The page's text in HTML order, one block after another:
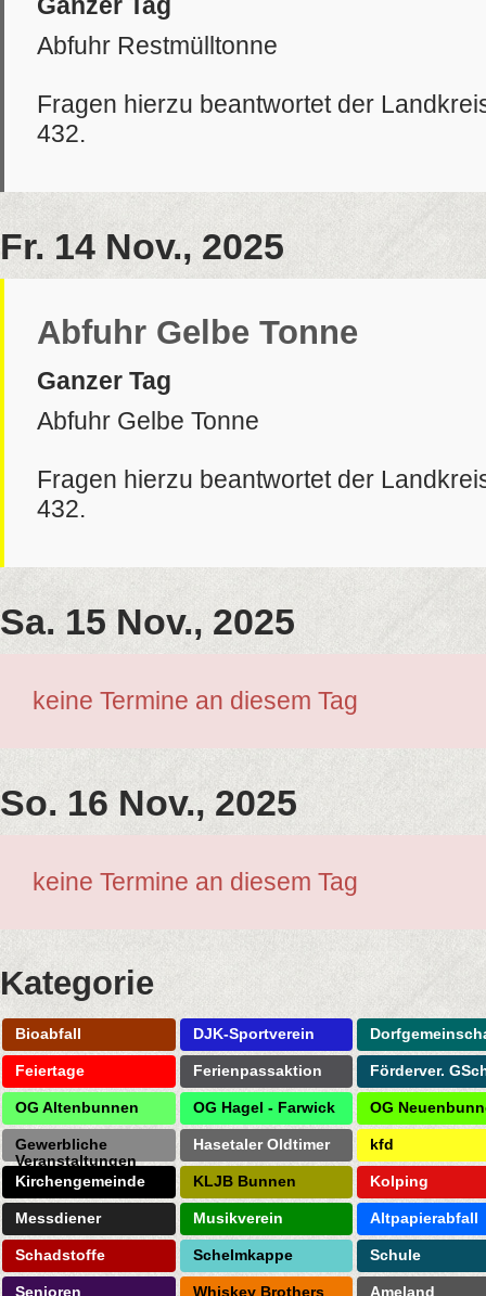
Abfuhr Restmülltonne
Fragen hierzu beantwortet der
432.
Fr. 14 Nov., 2025
Abfuhr Gelbe Tonne
Ganzer Tag
Abfuhr Gelbe Tonne
Fragen hierzu beantwortet der
432.
Sa. 15 Nov., 2025
keine Termine an diesem Tag
So. 16 Nov., 2025
keine Termine an diesem Tag
Kategorie
Bioabfall DJK-Sportverein
Feiertage Ferienpassaktion Förderver.
OG Altenbunnen OG Hagel - Farwick OG
Gewerbliche
Veranstaltungen
Hasetaler Oldtimer kfd
Kirchengemeinde KLJB Bunnen Kolping
Messdiener Musikverein Altpapierabfall
Schadstoffe Schelmkappe Schule
Senioren Whiskey Brothers Ameland